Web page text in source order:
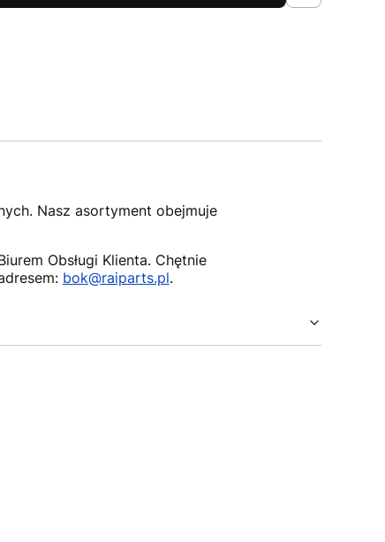
Nasz asortyment obejmuje
Obsługi Klienta. Chętnie
bok@raiparts.pl.